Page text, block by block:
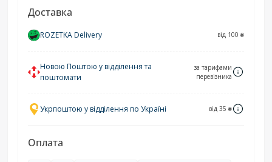
Доставка
ROZETKA Delivery від 100 ₴
Новою Поштою у відділення та
поштомати
за тарифами
перевізника
Укрпоштою у відділення по Україні від 35 ₴
Оплата